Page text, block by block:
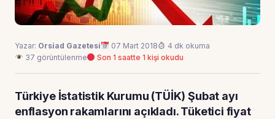
Yazar: Orsiad Gazetesi 07 Mart 2018
4 dk okuma
37 görüntülenme
Son 1 saatte 1 kişi okudu
Türkiye İstatistik Kurumu (TÜİK) Şubat ayı
enflasyon rakamlarını açıkladı. Tüketici fiyat